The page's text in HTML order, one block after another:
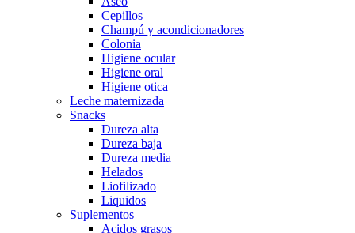
Cepillos
Champú y acondicionadores
Colonia
Higiene ocular
Higiene oral
Higiene otica
Leche maternizada
Snacks
Dureza alta
Dureza baja
Dureza media
Helados
Liofilizado
Liquidos
Suplementos
Acidos grasos